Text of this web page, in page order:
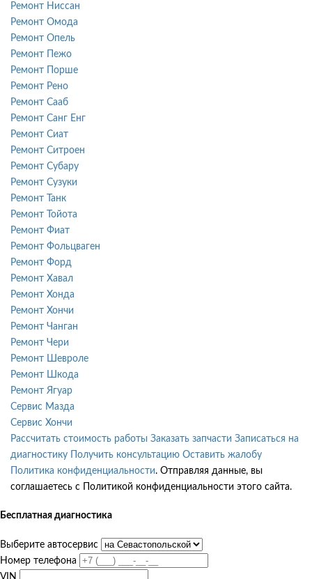
Ремонт Ниссан
Ремонт Омода
Ремонт Опель
Ремонт Пежо
Ремонт Порше
Ремонт Рено
Ремонт Сааб
Ремонт Санг Енг
Ремонт Сиат
Ремонт Ситроен
Ремонт Субару
Ремонт Сузуки
Ремонт Танк
Ремонт Тойота
Ремонт Фиат
Ремонт Фольцваген
Ремонт Форд
Ремонт Хавал
Ремонт Хонда
Ремонт Хончи
Ремонт Чанган
Ремонт Чери
Ремонт Шевроле
Ремонт Шкода
Ремонт Ягуар
Сервис Мазда
Сервис Хончи
Рассчитать стоимость работы Заказать запчасти Записаться на
диагностику
Получить консультацию Оставить жалобу
Политика конфиденциальности. Отправляя данные, вы
соглашаетесь с Политикой конфиденциальности этого сайта.
Бесплатная диагностика
Выберите автосервис
Номер телефона
VIN